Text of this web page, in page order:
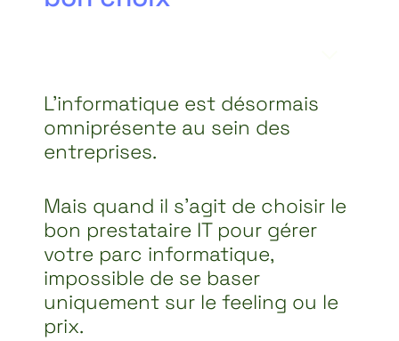
L’informatique est désormais
omniprésente au sein des
entreprises.
Mais quand il s’agit de choisir le
bon prestataire IT pour gérer
votre parc informatique,
impossible de se baser
uniquement sur le feeling ou le
prix.